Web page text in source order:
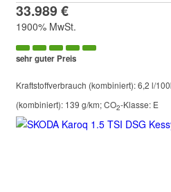
33.989 €
1900% MwSt.
sehr guter Preis
Kraftstoffverbrauch (kombiniert):6,2 l/
(kombiniert): 139 g/km;CO2-Klasse: E